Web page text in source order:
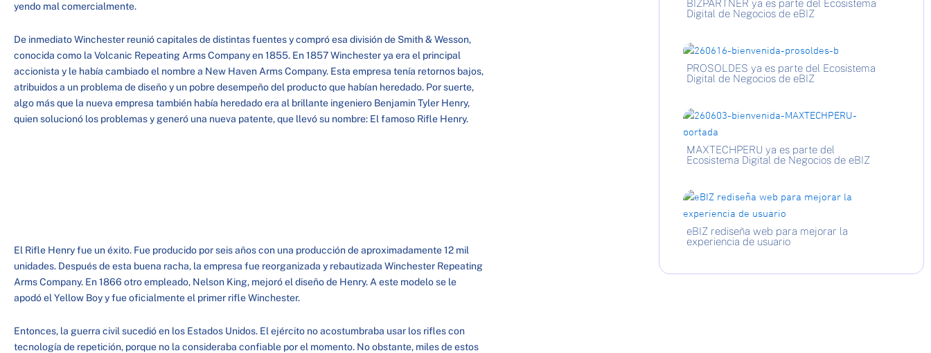
yendo mal comercialmente.
De inmediato Winchester reunió capitales de distintas fuentes y compró esa división de Smith & Wesson,
conocida como la Volcanic Repeating Arms Company en 1855. En 1857 Winchester ya era el principal
accionista y le había cambiado el nombre a New Haven Arms Company. Esta empresa tenía retornos bajos,
atribuidos a un problema de diseño y un pobre desempeño del producto que habían heredado. Por suerte,
algo más que la nueva empresa también había heredado era al brillante ingeniero Benjamin Tyler Henry,
quien solucionó los problemas y generó una nueva patente, que llevó su nombre: El famoso Rifle Henry.
El Rifle Henry fue un éxito. Fue producido por seis años con una producción de aproximadamente 12 mil
unidades. Después de esta buena racha, la empresa fue reorganizada y rebautizada Winchester Repeating
Arms Company. En 1866 otro empleado, Nelson King, mejoró el diseño de Henry. A este modelo se le
apodó el Yellow Boy y fue oficialmente el primer rifle Winchester.
Entonces, la guerra civil sucedió en los Estados Unidos. El ejército no acostumbraba usar los rifles con
tecnología de repetición, porque no la consideraba confiable por el momento. No obstante, miles de estos
BIZPARTNER ya es parte del Ecosistema
Digital de Negocios de eBIZ
PROSOLDES ya es parte del Ecosistema
Digital de Negocios de eBIZ
MAXTECHPERU ya es parte del
Ecosistema Digital de Negocios de eBIZ
eBIZ rediseña web para mejorar la
experiencia de usuario